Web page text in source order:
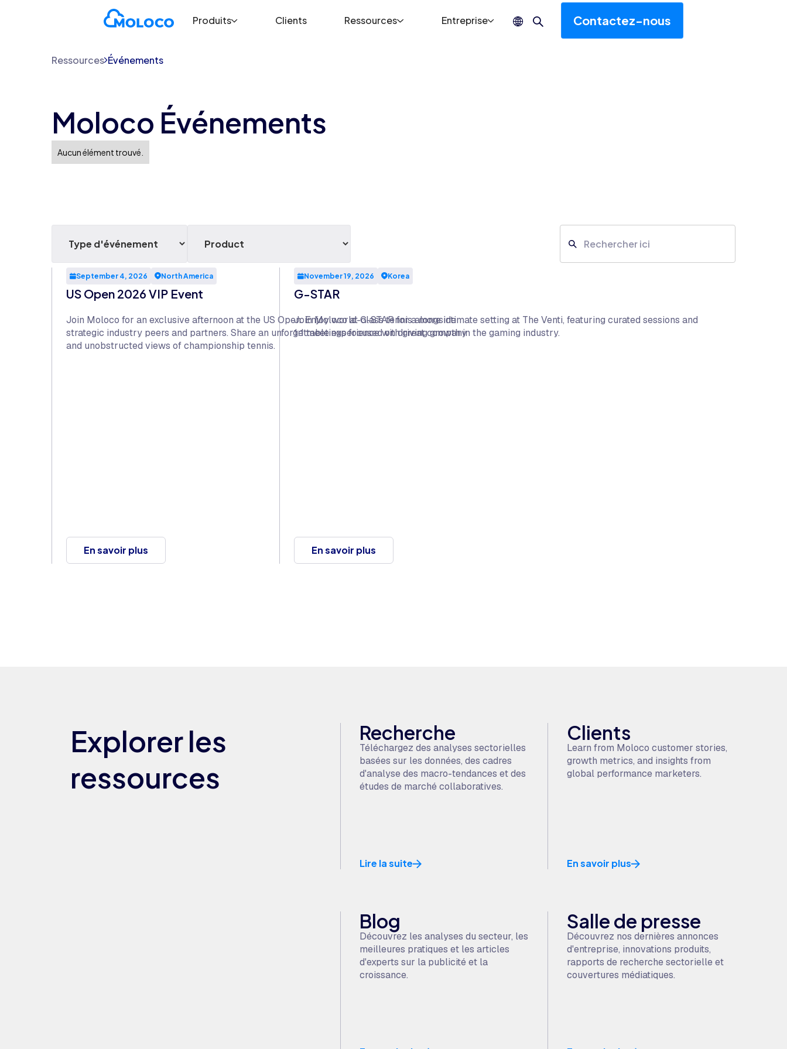
Produits Clients Ressources Entreprise Contactez-nous
Ressources Événements
Moloco Événements
Aucun élément trouvé.
September 4, 2026 North America
US Open 2026 VIP Event
Join Moloco for an exclusive afternoon at the US Open. Enjoy world-class tennis alongside
strategic industry peers and partners. Share an unforgettable experience with great company
and unobstructed views of championship tennis.
En savoir plus
November 19, 2026 Korea
G-STAR
Join Moloco at G-STAR for a more intimate setting at The Venti, featuring curated sessions and
1:1 meetings focused on driving growth in the gaming industry.
En savoir plus
Explorer les
ressources
Recherche
Téléchargez des analyses sectorielles
basées sur les données, des cadres
d'analyse des macro-tendances et des
études de marché collaboratives.
Lire la suite
Clients
Learn from Moloco customer stories,
growth metrics, and insights from
global performance marketers.
En savoir plus
Blog
Découvrez les analyses du secteur, les
meilleures pratiques et les articles
d'experts sur la publicité et la
croissance.
Salle de presse
Découvrez nos dernières annonces
d'entreprise, innovations produits,
rapports de recherche sectorielle et
couvertures médiatiques.